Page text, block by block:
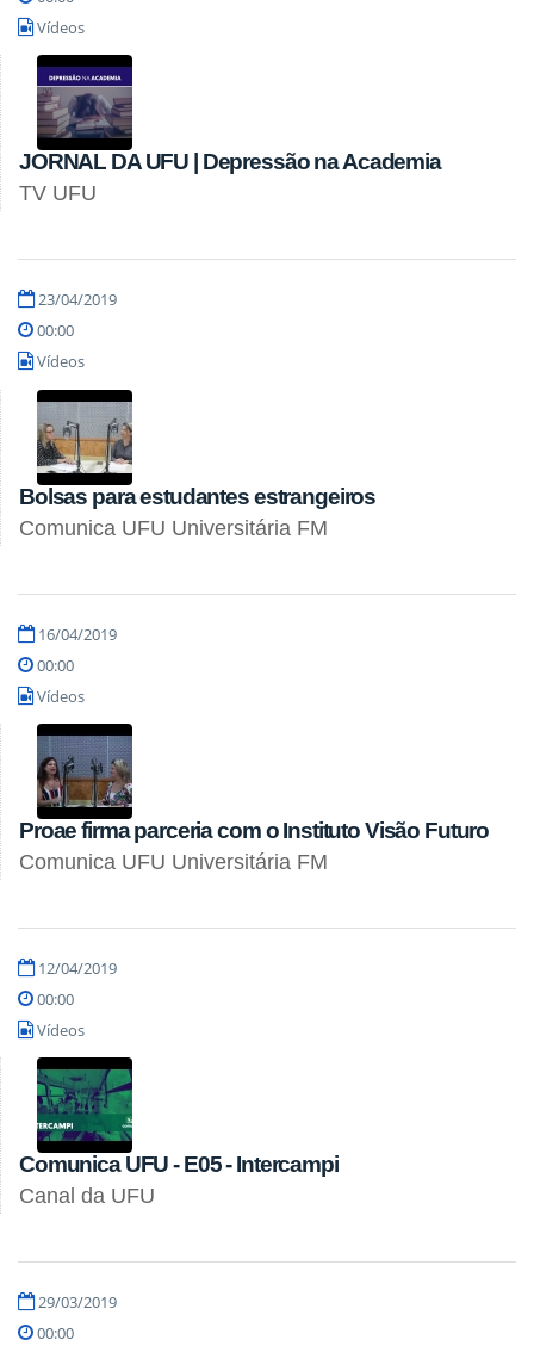
Vídeos
JORNAL DA UFU | Depressão na Academia
TV UFU
23/04/2019
00:00
Vídeos
Bolsas para estudantes estrangeiros
Comunica UFU Universitária FM
16/04/2019
00:00
Vídeos
Proae firma parceria com o Instituto Visão Futuro
Comunica UFU Universitária FM
12/04/2019
00:00
Vídeos
Comunica UFU - E05 - Intercampi
Canal da UFU
29/03/2019
00:00